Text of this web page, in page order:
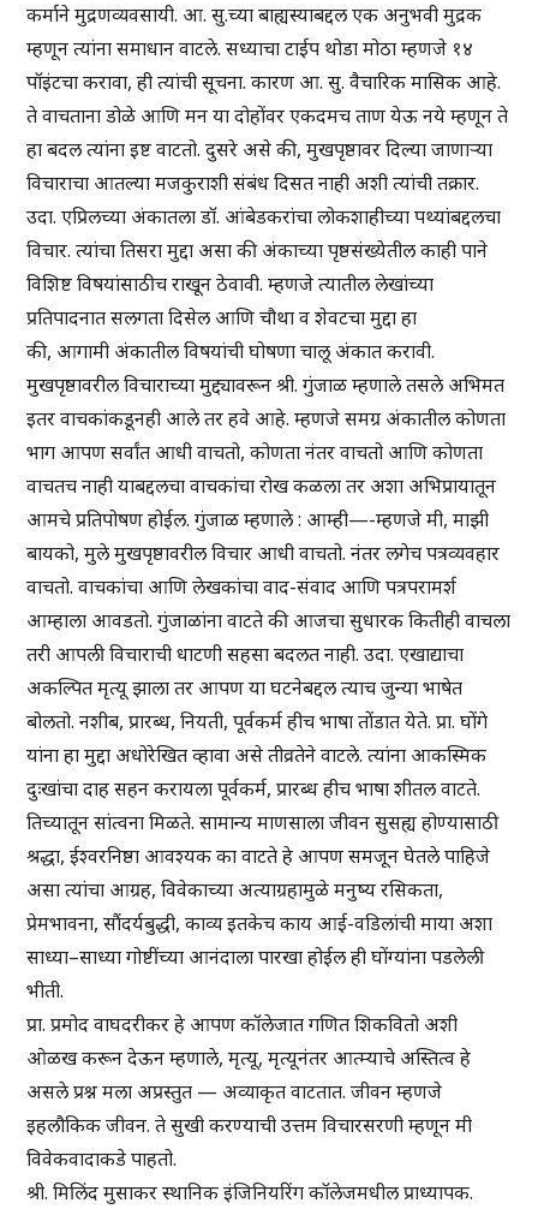
कर्माने मुद्रणव्यवसायी. आ. सु.च्या बाह्यस्याबद्दल एक अनुभवी मुद्रक
म्हणून त्यांना समाधान वाटले. सध्याचा टाईप थोडा मोठा म्हणजे १४
पॉइंटचा करावा, ही त्यांची सूचना. कारण आ. सु. वैचारिक मासिक आहे.
ते वाचताना डोळे आणि मन या दोहोंवर एकदमच ताण येऊ नये म्हणून ते
हा बदल त्यांना इष्ट वाटतो. दुसरे असे की, मुखपृष्ठावर दिल्या जाणाऱ्या
विचाराचा आतल्या मजकुराशी संबंध दिसत नाही अशी त्यांची तक्रार.
उदा. एप्रिलच्या अंकातला डॉ. आंबेडकरांचा लोकशाहीच्या पथ्यांबद्दलचा
विचार. त्यांचा तिसरा मुद्दा असा की अंकाच्या पृष्ठसंख्येतील काही पाने
विशिष्ट विषयांसाठीच राखून ठेवावी. म्हणजे त्यातील लेखांच्या
प्रतिपादनात सलगता दिसेल आणि चौथा व शेवटचा मुद्दा हा
की, आगामी अंकातील विषयांची घोषणा चालू अंकात करावी.
मुखपृष्ठावरील विचाराच्या मुद्द्यावरून श्री. गुंजाळ म्हणाले तसले अभिमत
इतर वाचकांकडूनही आले तर हवे आहे. म्हणजे समग्र अंकातील कोणता
भाग आपण सर्वांत आधी वाचतो, कोणता नंतर वाचतो आणि कोणता
वाचतच नाही याबद्दलचा वाचकांचा रोख कळला तर अशा अभिप्रायातून
आमचे प्रतिपोषण होईल. गुंजाळ म्हणाले : आम्ही—-म्हणजे मी, माझी
बायको, मुले मुखपृष्ठावरील विचार आधी वाचतो. नंतर लगेच पत्रव्यवहार
वाचतो. वाचकांचा आणि लेखकांचा वाद-संवाद आणि पत्रपरामर्श
आम्हाला आवडतो. गुंजाळांना वाटते की आजचा सुधारक कितीही वाचला
तरी आपली विचाराची धाटणी सहसा बदलत नाही. उदा. एखाद्याचा
अकल्पित मृत्यू झाला तर आपण या घटनेबद्दल त्याच जुन्या भाषेत
बोलतो. नशीब, प्रारब्ध, नियती, पूर्वकर्म हीच भाषा तोंडात येते. प्रा. घोंगे
यांना हा मुद्दा अधोरेखित व्हावा असे तीव्रतेने वाटले. त्यांना आकस्मिक
दुःखांचा दाह सहन करायला पूर्वकर्म, प्रारब्ध हीच भाषा शीतल वाटते.
तिच्यातून सांत्वना मिळते. सामान्य माणसाला जीवन सुसह्य होण्यासाठी
श्रद्धा, ईश्वरनिष्ठा आवश्यक का वाटते हे आपण समजून घेतले पाहिजे
असा त्यांचा आग्रह, विवेकाच्या अत्याग्रहामुळे मनुष्य रसिकता,
प्रेमभावना, सौंदर्यबुद्धी, काव्य इतकेच काय आई-वडिलांची माया अशा
साध्या–साध्या गोष्टींच्या आनंदाला पारखा होईल ही घोंग्यांना पडलेली
भीती.
प्रा. प्रमोद वाघदरीकर हे आपण कॉलेजात गणित शिकवितो अशी
ओळख करून देऊन म्हणाले, मृत्यू, मृत्यूनंतर आत्म्याचे अस्तित्व हे
असले प्रश्न मला अप्रस्तुत — अव्याकृत वाटतात. जीवन म्हणजे
इहलौकिक जीवन. ते सुखी करण्याची उत्तम विचारसरणी म्हणून मी
विवेकवादाकडे पाहतो.
श्री. मिलिंद मुसाकर स्थानिक इंजिनियरिंग कॉलेजमधील प्राध्यापक.